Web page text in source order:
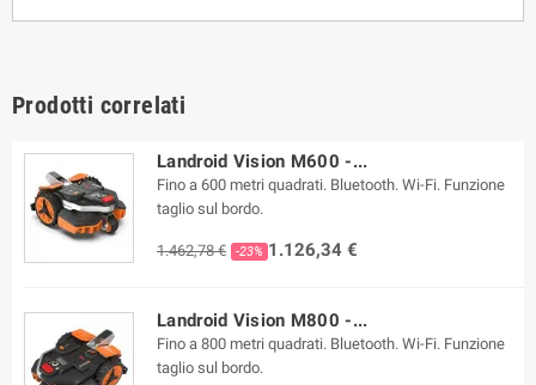
Prodotti correlati
Landroid Vision M600 -...
Fino a 600 metri quadrati. Bluetooth. Wi-Fi. Funzione
taglio sul bordo.
1.462,78 € -23% 1.126,34 €
Landroid Vision M800 -...
Fino a 800 metri quadrati. Bluetooth. Wi-Fi. Funzione
taglio sul bordo.